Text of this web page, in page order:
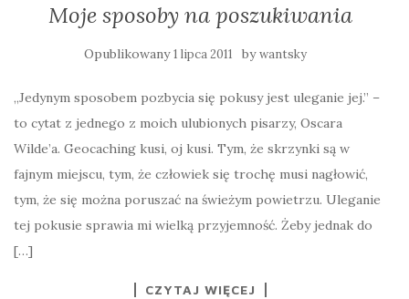
Moje sposoby na poszukiwania
Opublikowany1 lipca 2011 bywantsky
„Jedynym sposobem pozbycia się pokusy jest uleganie jej.” –
to cytat z jednego z moich ulubionych pisarzy, Oscara
Wilde’a. Geocaching kusi, oj kusi. Tym, że skrzynki są w
fajnym miejscu, tym, że człowiek się trochę musi nagłowić,
tym, że się można poruszać na świeżym powietrzu. Uleganie
tej pokusie sprawia mi wielką przyjemność. Żeby jednak do
[…]
CZYTAJ WIĘCEJ